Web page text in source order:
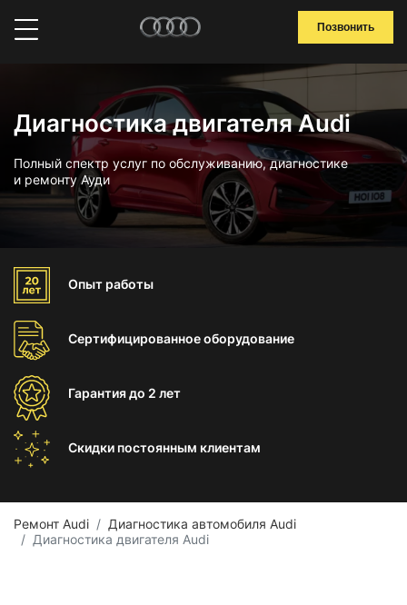
Позвонить
Диагностика двигателя Audi
Полный спектр услуг по обслуживанию, диагностике
и ремонту Ауди
Опыт работы
Сертифицированноеоборудование
Гарантиядо 2 лет
Скидки постоянным клиентам
Ремонт Audi
Диагностика автомобиля Audi
Диагностика двигателя Audi